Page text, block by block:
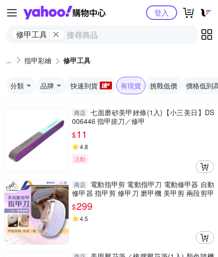
Yahoo購物中心
修甲工具
登入
指甲彩繪 修甲工具
分類 品牌 快速到貨 有現貨 挑戰低價 價格低到
商店 七面磨砂美甲銼條(1入)【小三美日】DS
006446 指甲搓刀／修甲
$11
4.8
活動
商店
電動指甲剪 電動指甲刀 電動修甲器 自動
修甲器 指甲剪 修甲刀 磨甲機 美甲剪 兩段剪甲
模式
$299
4.5